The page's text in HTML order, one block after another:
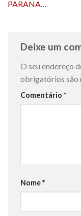
PARANA…
Deixe um
O seu endereço
obrigatórios são
Comentário *
Nome*